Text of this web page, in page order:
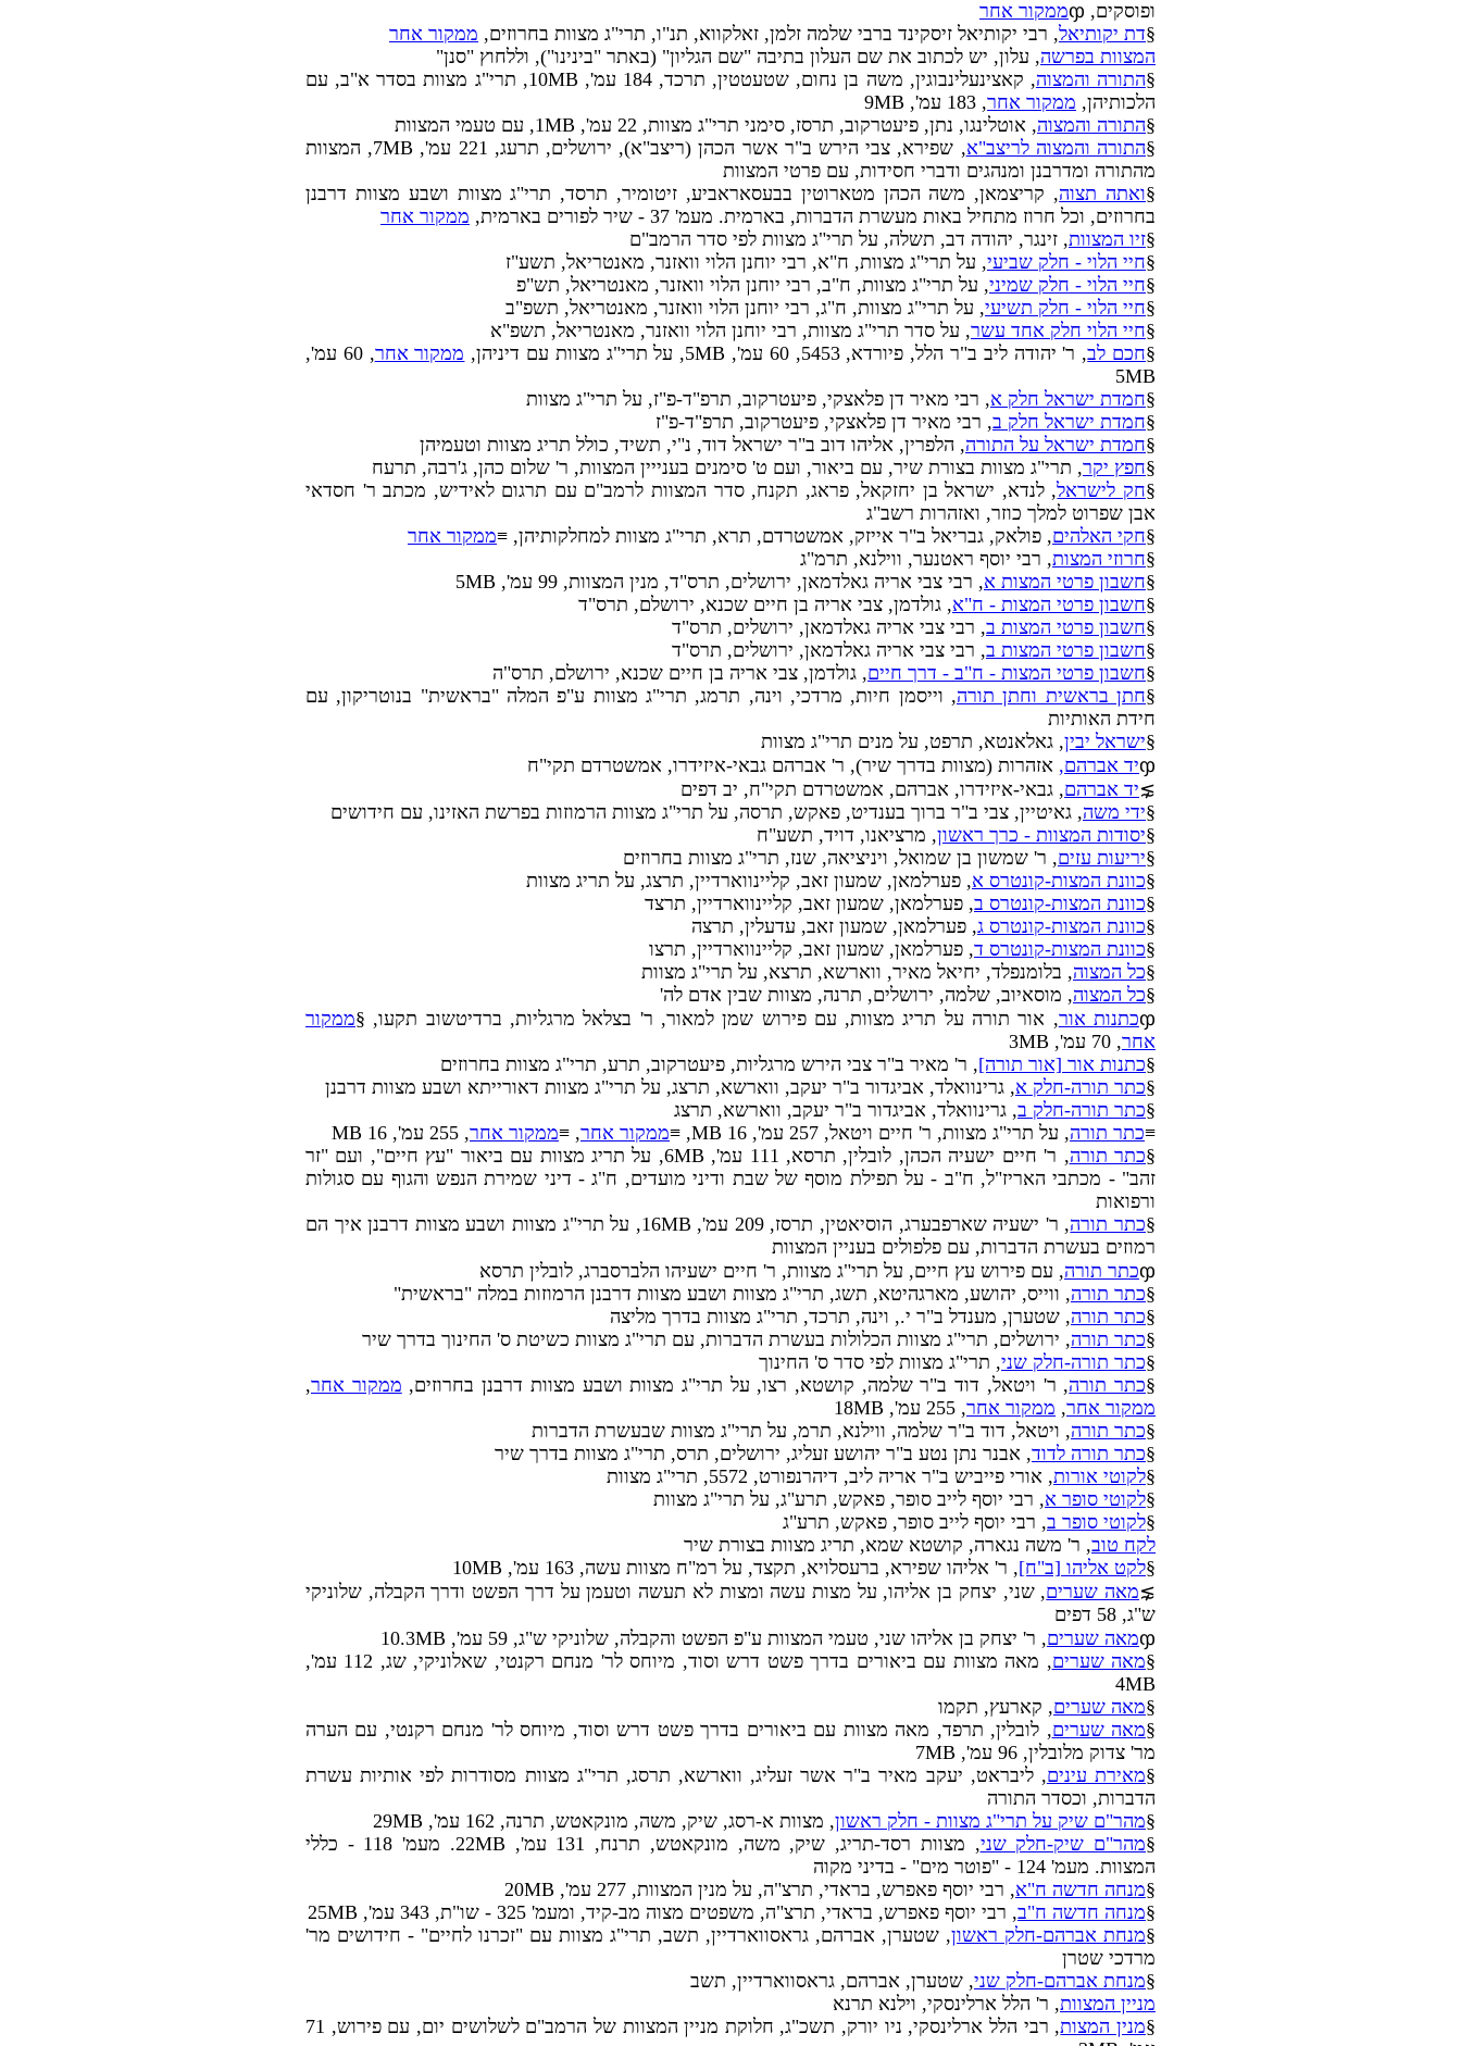
ופוסקים, ჶ
ממקור אחר
§דת יקותיאל, רבי יקותיאל זיסקינד ברבי שלמה זלמן, זאלקווא, תנ"ו, תרי"ג מצוות בחרוזים, ממקור אחר
המצוות בפרשה, עלון, יש לכתוב את שם העלון בתיבה "שם הגליון" (באתר "בינינו"), וללחוץ "סנן"
§התורה והמצוה
, קאצינעלינבוגין, משה בן נחום, שטעטטין, תרכד, 184 עמ', 10MB, תרי"ג מצוות בסדר א"ב, עם
הלכותיהן, ממקור אחר, 183 עמ', 9MB
§התורה והמצוה, אוטלינגו, נתן, פיעטרקוב, תרסז, סימני תרי"ג מצוות, 22 עמ', 1MB, עם טעמי המצוות
§התורה והמצוה לריצב"א
, שפירא, צבי הירש ב"ר אשר הכהן (ריצב"א), ירושלים, תרעג, 221 עמ', 7MB, המצוות
מהתורה ומדרבנן ומנהגים ודברי חסידות, עם פרטי המצוות
§ואתה תצוה, קריצמאן, משה הכהן מטארוטין בבעסאראביע, זיטומיר, תרסד, תרי"ג מצוות ושבע מצוות דרבנן
בחרוזים, וכל חרוז מתחיל באות מעשרת הדברות, בארמית. מעמ' 37 - שיר לפורים בארמית,
ממקור אחר
§זיו המצוות, זינגר, יהודה דב, תשלה, על תרי"ג מצוות לפי סדר הרמב"ם
§חיי הלוי - חלק שביעי, על תרי"ג מצוות, ח"א, רבי יוחנן הלוי וואזנר, מאנטריאל, תשע"ז
§חיי הלוי - חלק שמיני, על תרי"ג מצוות, ח"ב, רבי יוחנן הלוי וואזנר, מאנטריאל, תש"פ
§חיי הלוי - חלק תשיעי, על תרי"ג מצוות, ח"ג, רבי יוחנן הלוי וואזנר, מאנטריאל, תשפ"ב
§חיי הלוי חלק אחד עשר, על סדר תרי"ג מצוות, רבי יוחנן הלוי וואזנר, מאנטריאל, תשפ"א
§חכם לב, ר' יהודה ליב ב"ר הלל, פיורדא, 5453, 60 עמ', 5MB, על תרי"ג מצוות עם דיניהן, ממקור אחר
, 60 עמ',
5MB
§חמדת ישראל חלק א, רבי מאיר דן פלאצקי, פיעטרקוב, תרפ"ד-פ"ז, על תרי"ג מצוות
§חמדת ישראל חלק ב, רבי מאיר דן פלאצקי, פיעטרקוב, תרפ"ד-פ"ז
§חמדת ישראל על התורה, הלפרין, אליהו דוב ב"ר ישראל דוד, נ"י, תשיד, כולל תריג מצוות וטעמיהן
§חפץ יקר, תרי"ג מצוות בצורת שיר, עם ביאור, ועם ט' סימנים בענייין המצוות, ר' שלום כהן, ג'רבה, תרעח
§חק לישראל, לנדא, ישראל בן יחזקאל, פראג, תקנח, סדר המצוות לרמב"ם עם תרגום לאידיש, מכתב ר' חסדאי
אבן שפרוט למלך כוזר, ואזהרות רשב"ג
§חקי האלהים, פולאק, גבריאל ב"ר אייזק, אמשטרדם, תרא, תרי"ג מצוות למחלקותיהן, ≡ממקור אחר
§חרוזי המצות, רבי יוסף ראטנער, ווילנא, תרמ"ג
§חשבון פרטי המצות א, רבי צבי אריה גאלדמאן, ירושלים, תרס"ד, מנין המצוות, 99 עמ', 5MB
§חשבון פרטי המצות - ח"א, גולדמן, צבי אריה בן חיים שכנא, ירושלם, תרס"ד
§חשבון פרטי המצות ב, רבי צבי אריה גאלדמאן, ירושלים, תרס"ד
§חשבון פרטי המצות ב, רבי צבי אריה גאלדמאן, ירושלים, תרס"ד
§חשבון פרטי המצות - ח"ב - דרך חיים, גולדמן, צבי אריה בן חיים שכנא, ירושלם, תרס"ה
§חתן בראשית וחתן תורה, וייסמן חיות, מרדכי, וינה, תרמג, תרי"ג מצוות ע"פ המלה "בראשית" בנוטריקון, עם
חידת האותיות
§ישראל יבין, גאלאנטא, תרפט, על מנים תרי"ג מצוות
ჶיד אברהם, אזהרות (מצוות בדרך שיר), ר' אברהם גבאי-איזידרו, אמשטרדם תקי"ח
⋧יד אברהם, גבאי-איזידרו, אברהם, אמשטרדם תקי"ח, יב דפים
§ידי משה, גאיטיין, צבי ב"ר ברוך בענדיט, פאקש, תרסה, על תרי"ג מצוות הרמוזות בפרשת האזינו, עם חידושים
§יסודות המצוות - כרך ראשון, מרציאנו, דויד, תשע"ח
§יריעות עזים, ר' שמשון בן שמואל, ויניציאה, שנז, תרי"ג מצוות בחרוזים
§כוונת המצות-קונטרס א, פערלמאן, שמעון זאב, קליינווארדיין, תרצג, על תריג מצוות
§כוונת המצות-קונטרס ב, פערלמאן, שמעון זאב, קליינווארדיין, תרצד
§כוונת המצות-קונטרס ג, פערלמאן, שמעון זאב, עדעלין, תרצה
§כוונת המצות-קונטרס ד, פערלמאן, שמעון זאב, קליינווארדיין, תרצו
§כל המצוה, בלומנפלד, יחיאל מאיר, ווארשא, תרצא, על תרי"ג מצוות
§כל המצוה, מוסאיוב, שלמה, ירושלים, תרנה, מצוות שבין אדם לה'
ჶכתנות אור, אור תורה על תריג מצוות, עם פירוש שמן למאור, ר' בצלאל מרגליות, ברדיטשוב תקעו, §ממקור
אחר, 70 עמ', 3MB
§כתנות אור [אור תורה], ר' מאיר ב"ר צבי הירש מרגליות, פיעטרקוב, תרע, תרי"ג מצוות בחרוזים
§כתר תורה-חלק א, גרינוואלד, אביגדור ב"ר יעקב, ווארשא, תרצג, על תרי"ג מצוות דאורייתא ושבע מצוות דרבנן
§כתר תורה-חלק ב, גרינוואלד, אביגדור ב"ר יעקב, ווארשא, תרצג
≡כתר תורה, על תרי"ג מצוות, ר' חיים ויטאל, 257 עמ', 16 MB, ≡ ממקור אחר, ≡ממקור אחר, 255 עמ', 16 MB
§כתר תורה
, ר' חיים ישעיה הכהן, לובלין, תרסא, 111 עמ', 6MB, על תריג מצוות עם ביאור "עץ חיים", ועם "זר
זהב" - מכתבי האריז"ל, ח"ב - על תפילת מוסף של שבת ודיני מועדים, ח"ג - דיני שמירת הנפש והגוף עם סגולות
ורפואות
§כתר תורה
, ר' ישעיה שארפבערג, הוסיאטין, תרסז, 209 עמ', 16MB, על תרי"ג מצוות ושבע מצוות דרבנן איך הם
רמוזים בעשרת הדברות, עם פלפולים בעניין המצוות
ჶכתר תורה, עם פירוש עץ חיים, על תרי"ג מצוות, ר' חיים ישעיהו הלברסברג, לובלין תרסא
§כתר תורה, ווייס, יהושע, מארגהיטא, תשג, תרי"ג מצוות ושבע מצוות דרבנן הרמוזות במלה "בראשית"
§כתר תורה, שטערן, מענדל ב"ר י., וינה, תרכד, תרי"ג מצוות בדרך מליצה
§כתר תורה, ירושלים, תרי"ג מצוות הכלולות בעשרת הדברות, עם תרי"ג מצוות כשיטת ס' החינוך בדרך שיר
§כתר תורה-חלק שני, תרי"ג מצוות לפי סדר ס' החינוך
§כתר תורה, ר' ויטאל, דוד ב"ר שלמה, קושטא, רצו, על תרי"ג מצוות ושבע מצוות דרבנן בחרוזים, ממקור אחר,
ממקור אחר, ממקור אחר, 255 עמ', 18MB
§כתר תורה, ויטאל, דוד ב"ר שלמה, ווילנא, תרמ, על תרי"ג מצוות שבעשרת הדברות
§כתר תורה לדוד, אבנר נתן נטע ב"ר יהושע זעליג, ירושלים, תרס, תרי"ג מצוות בדרך שיר
§לקוטי אורות, אורי פייביש ב"ר אריה ליב, דיהרנפורט, 5572, תרי"ג מצוות
§לקוטי סופר א, רבי יוסף לייב סופר, פאקש, תרע"ג, על תרי"ג מצוות
§לקוטי סופר ב, רבי יוסף לייב סופר, פאקש, תרע"ג
לקח טוב, ר' משה נגארה, קושטא שמא, תריג מצוות בצורת שיר
§לקט אליהו [ב"ח], ר' אליהו שפירא, ברעסלויא, תקצד, על רמ"ח מצוות עשה, 163 עמ', 10MB
⋧מאה שערים, שני, יצחק בן אליהו, על מצות עשה ומצות לא תעשה וטעמן על דרך הפשט ודרך הקבלה, שלוניקי
ש"ג, 58 דפים
ჶמאה שערים, ר' יצחק בן אליהו שני, טעמי המצוות ע"פ הפשט והקבלה, שלוניקי ש"ג, 59 עמ', 10.3MB
§מאה שערים
, מאה מצוות עם ביאורים בדרך פשט דרש וסוד, מיוחס לר' מנחם רקנטי, שאלוניקי, שג, 112 עמ',
4MB
§מאה שערים, קארעץ, תקמו
§מאה שערים, לובלין, תרפד, מאה מצוות עם ביאורים בדרך פשט דרש וסוד, מיוחס לר' מנחם רקנטי, עם הערה
מר' צדוק מלובלין, 96 עמ', 7MB
§מאירת עינים, ליבראט, יעקב מאיר ב"ר אשר זעליג, ווארשא, תרסג, תרי"ג מצוות מסודרות לפי אותיות עשרת
הדברות, וכסדר התורה
§מהר"ם שיק על תרי"ג מצוות - חלק ראשון, מצוות א-רסג, שיק, משה, מונקאטש, תרנה, 162 עמ', 29MB
§מהר"ם שיק-חלק שני
, מצוות רסד-תריג, שיק, משה, מונקאטש, תרנח, 131 עמ', 22MB. מעמ' 118 - כללי
המצוות. מעמ' 124 - "פוטר מים" - בדיני מקוה
§מנחה חדשה ח"א, רבי יוסף פאפרש, בראדי, תרצ"ה, על מנין המצוות, 277 עמ', 20MB
§מנחה חדשה ח"ב, רבי יוסף פאפרש, בראדי, תרצ"ה, משפטים מצוה מב-קיד, ומעמ' 325 - שו"ת, 343 עמ', 25MB
§מנחת אברהם-חלק ראשון, שטערן, אברהם, גראסווארדיין, תשב, תרי"ג מצוות עם "זכרנו לחיים" - חידושים מר'
מרדכי שטרן
§מנחת אברהם-חלק שני, שטערן, אברהם, גראסווארדיין, תשב
מניין המצוות, ר' הלל ארלינסקי, וילנא תרנא
§מנין המצות
, רבי הלל ארלינסקי, ניו יורק, תשכ"ג, חלוקת מניין המצוות של הרמב"ם לשלושים יום, עם פירוש, 71